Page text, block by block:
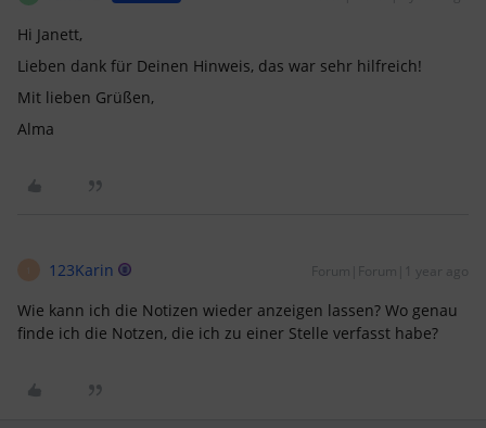
Hi Janett,
Lieben dank für Deinen Hinweis, das war sehr hilfreich!
Mit lieben Grüßen,
Alma
123Karin Forum|Forum|1 year ago
Wie kann ich die Notizen wieder anzeigen lassen? Wo genau
finde ich die Notzen, die ich zu einer Stelle verfasst habe?